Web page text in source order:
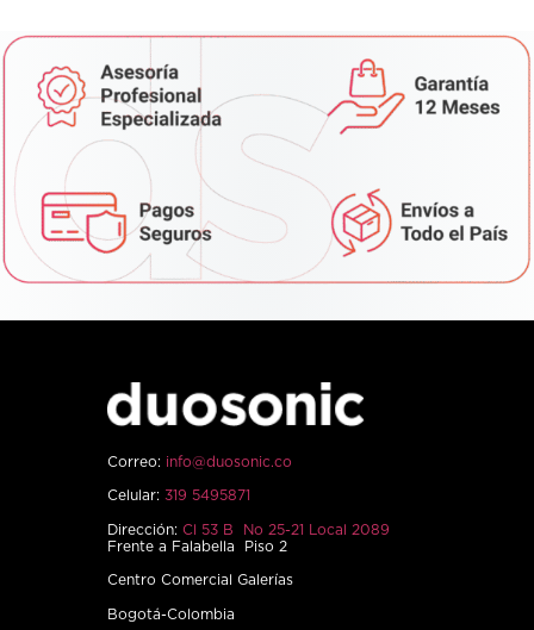
Correo: info@duosonic.co
Celular: 319 5495871
Dirección: Cl 53 B No 25-21 Local 2089
Frente a Falabella Piso 2
Centro Comercial Galerías
Bogotá-Colombia